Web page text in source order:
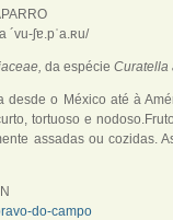
´vu-ʃɐ.pˈa.ʀu/
da espécie Curatella
desde o México até à
tortuoso e
assadas ou cozidas.
do-campo